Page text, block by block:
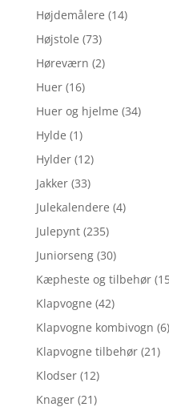
Højdemålere (14)
Højstole (73)
Høreværn (2)
Huer (16)
Huer og hjelme (34)
Hylde (1)
Hylder (12)
Jakker (33)
Julekalendere (4)
Julepynt (235)
Juniorseng (30)
Kæpheste og tilbehør
Klapvogne (42)
Klapvogne kombivogn (6)
Klapvogne tilbehør (21)
Klodser (12)
Knager (21)